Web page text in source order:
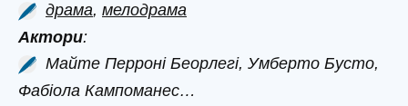
драма, мелодрама
Актори:
Майте Перроні Беорлегі, Умберто Бусто,
Фабіола Кампоманес…